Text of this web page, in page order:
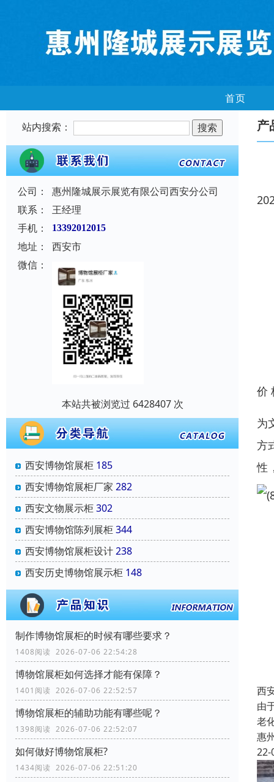
首页
站内搜索：
公司：
惠州隆城展示展览有限公司西安分公司
联系：
王经理
手机：
13392012015
地址：
西安市
微信：
本站共被浏览过 6428407 次
西安博物馆展柜 185
西安博物馆展柜厂家 282
西安文物展示柜302
西安博物馆陈列展柜344
西安博物馆展柜设计238
西安历史博物馆展示柜 148
制作博物馆展柜的时候有哪些要求？
1408阅读 2026-07-06 22:54:28
博物馆展柜如何选择才能有保障？
1401阅读 2026-07-06 22:52:57
博物馆展柜的辅助功能有哪些呢？
1398阅读 2026-07-06 22:52:07
如何做好博物馆展柜?
1434阅读 2026-07-06 22:51:20
产
价
为
方
性
西
由
老
惠
22-